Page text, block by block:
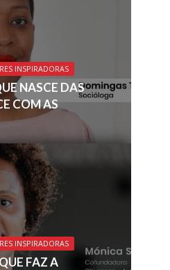
INSPIRADORAS
NASCE DAS
COM AS
INSPIRADORAS
FAZ A